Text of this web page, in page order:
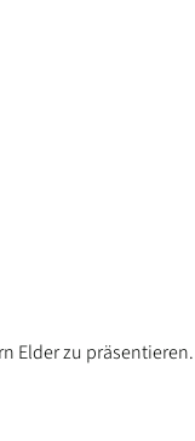
Elder zu präsentieren.